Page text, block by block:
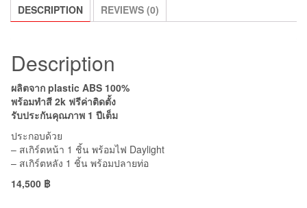
DESCRIPTION REVIEWS (0)
Description
ผลิตจาก plastic ABS 100%
พร้อมทำสี 2k ฟรีค่าติดตั้ง
รับประกันคุณภาพ 1 ปีเต็ม
ประกอบด้วย
– สเกิร์ตหน้า 1 ชิ้น พร้อมไฟ Daylight
– สเกิร์ตหลัง 1 ชิ้น พร้อมปลายท่อ
14,500 ฿